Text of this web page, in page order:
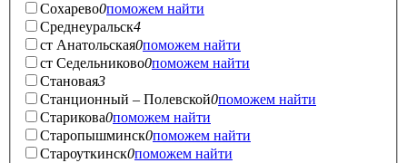
Сохарево0поможем найти
Среднеуральск4
ст Анатольская0поможем найти
ст Седельниково0поможем найти
Становая3
Станционный – Полевской0поможем найти
Старикова0поможем найти
Старопышминск0поможем найти
Староуткинск0поможем найти